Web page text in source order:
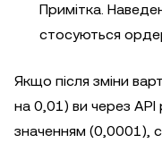
Примітка.
стосуються
Якщо після зміни
на 0,01) ви через
значенням (0,0001),